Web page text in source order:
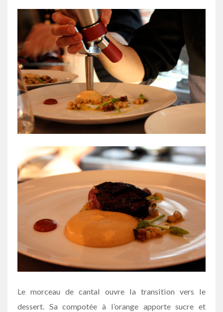
Le morceau de cantal ouvre la transition vers le
dessert. Sa compotée à l’orange apporte sucre et